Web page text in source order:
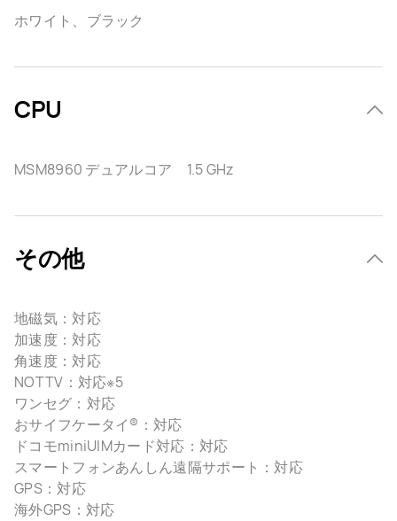
ホワイト、ブラック
CPU
MSM8960 デュアルコア 1.5 GHz
その他
地磁気：対応
加速度：対応
角速度：対応
NOTTV：対応※5
ワンセグ：対応
おサイフケータイ®：対応
ドコモminiUIMカード対応：対応
スマートフォンあんしん遠隔サポート：対応
GPS：対応
海外GPS：対応